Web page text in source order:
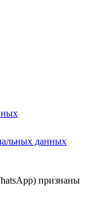
данных
признаны